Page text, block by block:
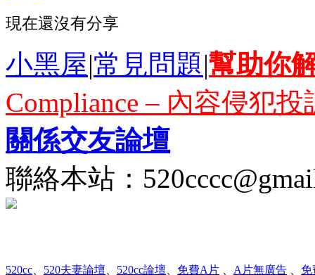
現在還沒有分享
小黑屋|常見問題|幫助你
Compliance – 內容侵犯投
關係交友論壇
聯絡本站：
520cc 520夫妻論壇 520cc論壇 免費A片 A片無廣告 免